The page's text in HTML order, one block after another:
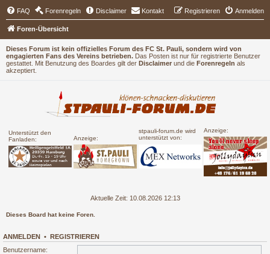
Dieses Forum ist kein offizielles Forum des FC St. Pauli, sondern wird von
engagierten Fans des Vereins betrieben. Das Posten ist nur für registrierte Benutzer
gestattet. Mit Benutzung des Boardes gilt der Disclaimer und die Forenregeln als
akzeptiert.
Unterstützt den
Fanladen:
Anzeige:
stpauli-forum.de wird
unterstützt von:
Anzeige:
FAQ Forenregeln Disclaimer Kontakt Anmelden
Registrieren
Foren-Übersicht
Aktuelle Zeit: 10.08.2026 12:13
Dieses Board hat keine Foren.
ANMELDEN • REGISTRIEREN
Benutzername: